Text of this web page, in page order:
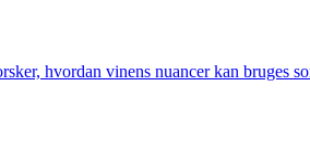
hvordan vinens nuancer kan bruges